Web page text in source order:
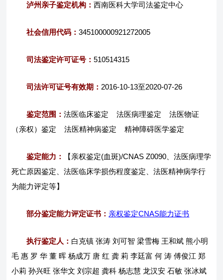
泸州亲子鉴定机构：西南医科大学司法鉴定中心
社会信用代码：345100000921272005
司法鉴定许可证号：510514315
司法许可证号有效期： 2016-10-13至2020-07-26
鉴定范围：法医临床鉴定 法医病理鉴定 法医物证
（亲权）鉴定 法医精神病鉴定 精神障碍医学鉴定
鉴定能力：
【亲权鉴定(血斑)/CNAS Z0090、法医病理学
死亡原因鉴定、法医临床学损伤程度鉴定、法医精神病学行
为能力评定等】
部分鉴定能力评定证书： 亲权鉴定CNAS能力证书
执行鉴定人： 白克镇 张涛 刘可智 梁雪梅 王和斌 熊小明
毛 惠 罗 华 董 晖 杨成万 唐 红 龚 莉 李廷富 何 涛 傅俊江 郑
小莉 孙兴旺 张华文 刘宗超 龚科 杨志慧 龙汉安 石敏 张冰斌